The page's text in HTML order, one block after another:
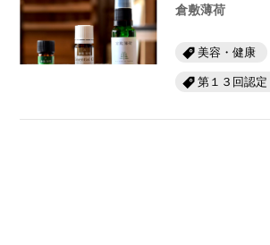
倉敷薄荷
美容・健康
第１３回認定